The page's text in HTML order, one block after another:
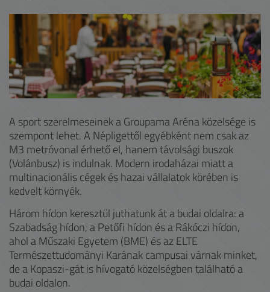
A sport szerelmeseinek a Groupama Aréna közelsége is
szempont lehet. A Népligettől egyébként nem csak az
M3 metróvonal érhető el, hanem távolsági buszok
(Volánbusz) is indulnak. Modern irodaházai miatt a
multinacionális cégek és hazai vállalatok körében is
kedvelt környék.
Három hídon keresztül juthatunk át a budai oldalra: a
Szabadság hídon, a Petőfi hídon és a Rákóczi hídon,
ahol a Műszaki Egyetem (BME) és az ELTE
Természettudományi Karának campusai várnak minket,
de a Kopaszi-gát is hívogató közelségben található a
budai oldalon.